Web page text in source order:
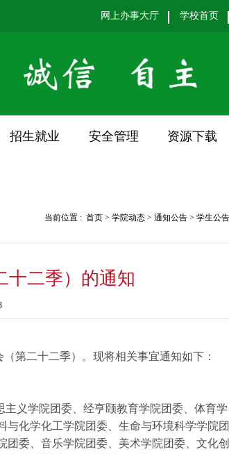
网上办事大厅 学校首页
招生就业 安全管理 资源下载
当前位置 : 首页 >学院动态 >通知公告 >学生公
十二季）的通知
第二十二季）。现将相关事宜通知如下：
义学院团委、经亨颐教育学院团委、体育学
与化学化工学院团委、生命与环境科学学院
团委、音乐学院团委、美术学院团委、文化